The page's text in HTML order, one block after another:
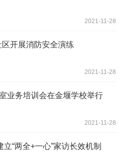
2021-11-28
开展消防安全演练
2021-11-28
业务培训会在金堰学校举行
2021-11-28
“两全+一心”家访长效机制